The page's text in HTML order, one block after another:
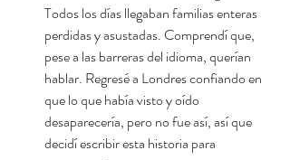
Todos los días llegaban familias enteras
perdidas y asustadas. Comprendí que,
pese a las barreras del idioma, querían
hablar. Regresé a Londres confiando en
que lo que había visto y oído
desaparecería, pero no fue así, así que
decidí escribir esta historia para